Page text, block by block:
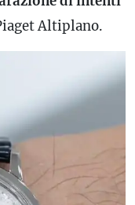
Altiplano.